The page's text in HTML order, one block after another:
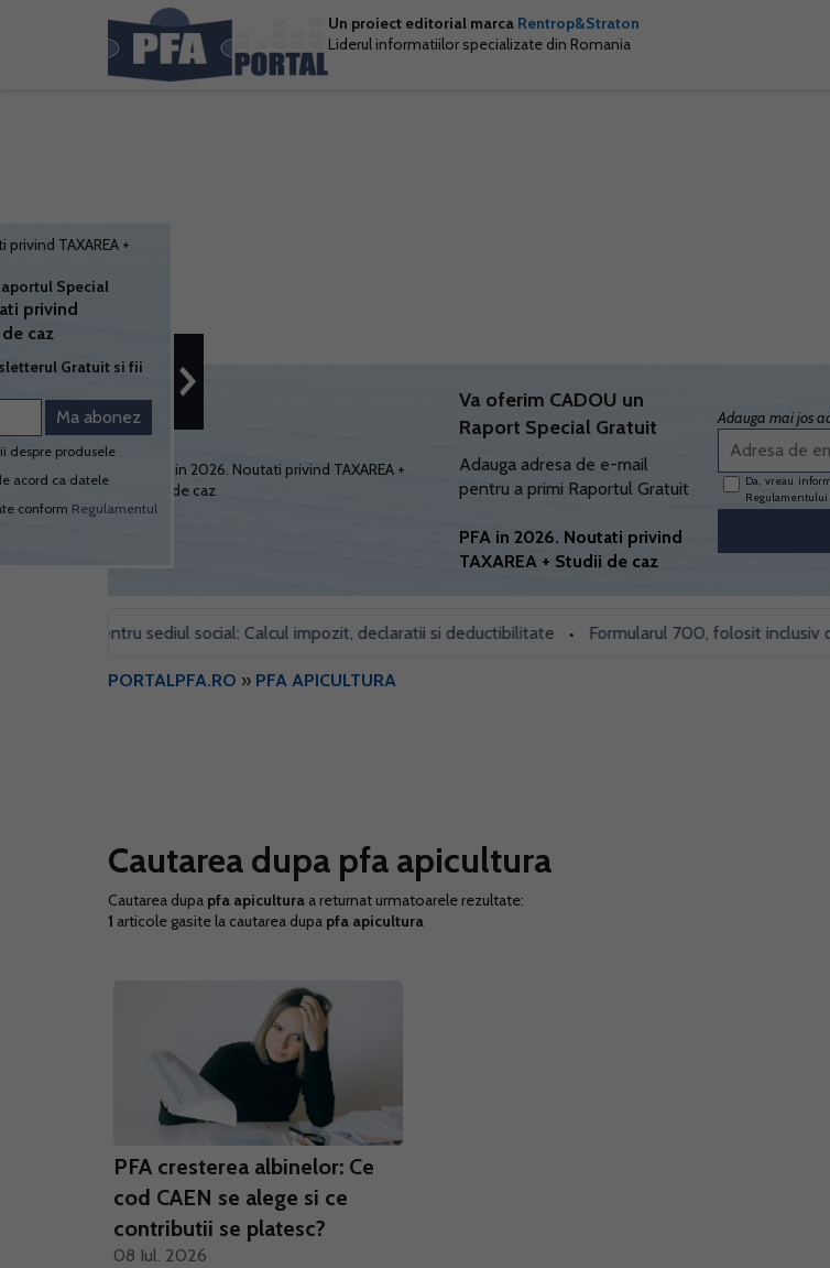
Un proiect editorial marca Rentrop&Straton
Liderul informatiilor specializate din Romania
Va oferim CADOU un
Raport Special Gratuit
Adauga adresa de e-mail
pentru a primi Raportul Gratuit
PFA in 2026. Noutati privind
TAXAREA + Studii de caz
Adauga mai jos
Da, vreau
Regulamentului
imobil pentru sediul social: Calcul impozit, declaratii si deductibilitate • Formularul 700, folosit inclusiv de
PORTALPFA.RO » PFA APICULTURA
Cautarea dupa pfa apicultura
Cautarea dupa pfa apicultura a returnat urmatoarele rezultate:
1 articole gasite la cautarea dupa pfa apicultura
PFA cresterea albinelor: Ce
cod CAEN se alege si ce
contributii se platesc?
08 Iul. 2026
Descarca GRATUIT Raportul Special
PFA in 2026. Noutati privind
TAXAREA + Studii de caz
Aboneaza-te la Newsletterul Gratuit si fii
Da, vreau informatii despre produsele
Rentrop&Straton. Sunt de acord ca datele
personale sa fie prelucrate conform